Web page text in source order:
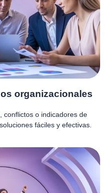
organizacionales
conflictos o indicadores de
fáciles y efectivas.